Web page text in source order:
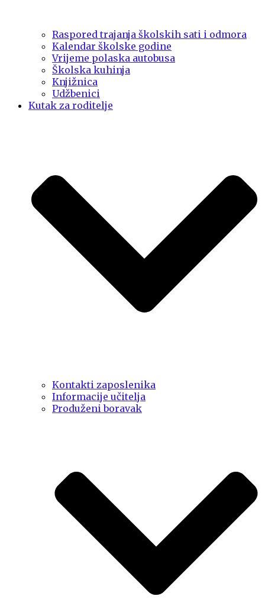
Raspored trajanja školskih sati i odmora
Kalendar školske godine
Vrijeme polaska autobusa
Školska kuhinja
Knjižnica
Udžbenici
Kutak za roditelje
Kontakti zaposlenika
Informacije učitelja
Produženi boravak